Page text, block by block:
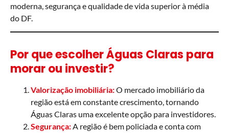
moderna, segurança e qualidade de vida superior à média
do DF.
Por que escolher Águas Claras para
morar ou investir?
Valorização imobiliária:O mercado imobiliário da
região está em constante crescimento, tornando
Águas Claras uma excelente opção para investidores.
Segurança:A região é bem policiada e conta com